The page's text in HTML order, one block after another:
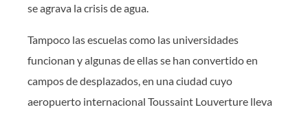
se agrava la crisis de agua.
Tampoco las escuelas como las universidades
funcionan y algunas de ellas se han convertido en
campos de desplazados, en una ciudad cuyo
aeropuerto internacional Toussaint Louverture lleva